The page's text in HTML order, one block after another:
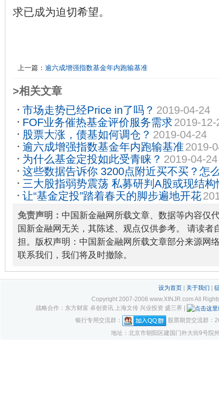
求已成为迫切希望。
上一篇： 逾六成增强指数基金年内跑输基准
>相关文章
市场走势已经Price in了吗？ 2019-04-24
FOF业务催热基金评价服务需求 2019-12-
股票大涨，债基如何调仓？ 2019-04-24
逾六成增强指数基金年内跑输基准 2019-
为什么基金定投如此受青睐？ 2019-04-24
这些数据告诉你 3200点附近买不买？怎
三大股指弱势震荡 私募研判A股或现结构
让“基金定投”踏着春天的脚步遍地开花
免责声明： 中国新金融网所载文章、数据等内容仅
国新金融网无关，其陈述、观点仅供参考。 请读者
担。版权声明：中国新金融网所载文章部分来源网
联系我们，我们将及时撤除。
设为首页| 关于我们
Copyright 2007-2008 www.XINJR.com All
战略合作：东方财富 卓创资讯 上海文传 兴业投资 盛三界 |
银行专用交流群：
股票期货交流群：
地址：北京市朝阳区建国门外大街9号院